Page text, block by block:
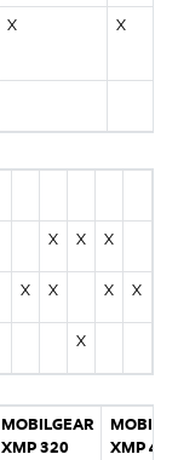
X X
X X X
X X X X
X
MOBILGEAR
XMP 320
XMP 460